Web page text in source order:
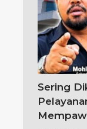
Sering